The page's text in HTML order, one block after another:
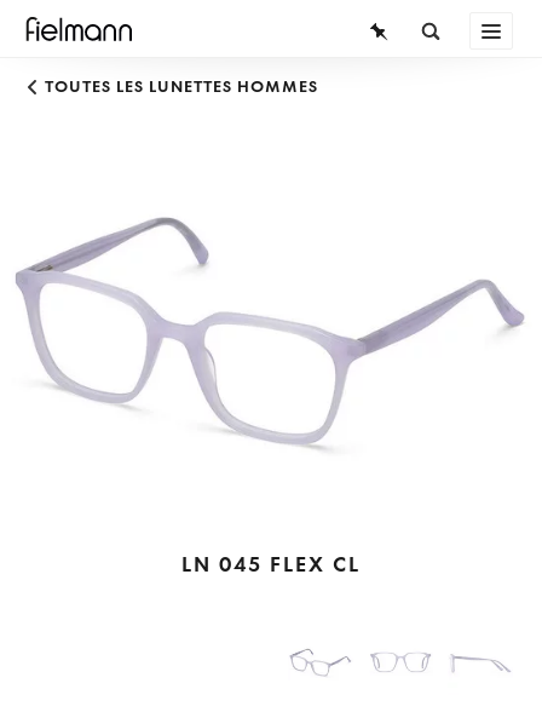
LUNETTES
CONNAISSANCES
SERVICE
TOUTES LES LUNETTES HOMMES
LN 045 FLEX CL